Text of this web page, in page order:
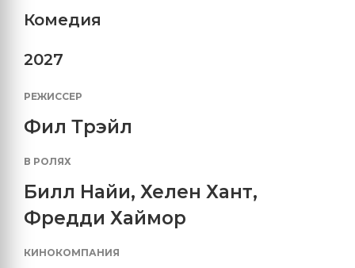
Комедия
2027
РЕЖИССЕР
Фил Трэйл
В РОЛЯХ
Билл Найи, Хелен Хант,
Фредди Хаймор
КИНОКОМПАНИЯ